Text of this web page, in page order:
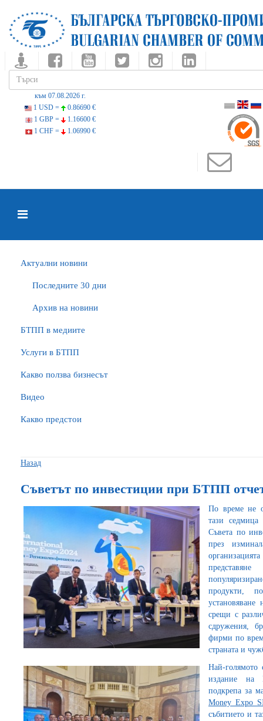
към 07.08.2026 г.
1 USD =
0.86690 €
1 GBP =
1.16600 €
1 CHF =
1.06990 €
Актуални новини
Последните 30 дни
Архив на новини
БTПП в медиите
Услуги в БТПП
Какво ползва бизнесът
Видео
Какво предстои
Назад
Съветът по инвестиции при БТПП
По време не
тази
Съвета по
през
продукти,
срещи с
сдружения,
фирми по
страната и
Най-голямото
издание на
подкрепа за
Money Expo
събитието и